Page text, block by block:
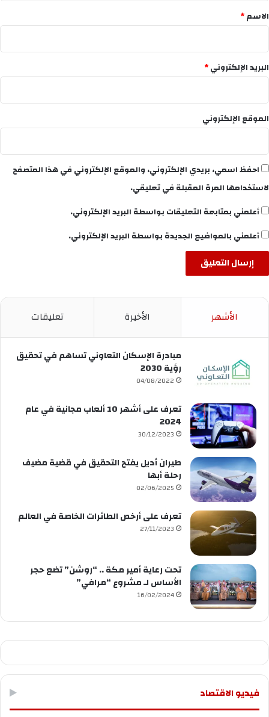
*
الاسم*
البريد الإلكتروني*
الموقع الإلكتروني
احفظ اسمي، بريدي الإلكتروني، والموقع الإلكتروني في هذا المتصفح
لاستخدامها المرة المقبلة في تعليقي.
أعلمني بمتابعة التعليقات بواسطة البريد الإلكتروني.
أعلمني بالمواضيع الجديدة بواسطة البريد الإلكتروني.
الأشهر الأخيرة تعليقات
مبادرة الإسكان التعاوني تساهم في تحقيق
رؤية 2030
04/08/2022
تعرف على أشهر 10 ألعاب مجانية في عام
2024
30/12/2023
طيران أديل يفتح التحقيق في قضية مضيف
رحلة أبها
02/06/2025
تعرف على أرخص الطائرات الخاصة في العالم
27/11/2023
تحت رعاية أمير مكة .. “روشن” تضع حجر
الأساس لـ مشروع “مرافي”
16/02/2024
فيديو الاقتصاد